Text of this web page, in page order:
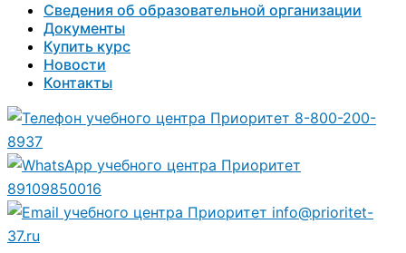
Сведения об образовательной организации
Документы
Купить курс
Новости
Контакты
8-800-200-
8937
89109850016
info@prioritet-
37.ru